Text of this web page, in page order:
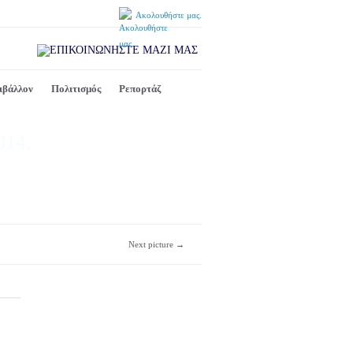
Ακολουθήστε μας.
Πολιτισμός Ρεπορτάζ
Next picture →